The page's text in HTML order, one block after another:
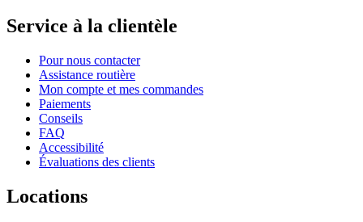
Service à la clientèle
Pour nous contacter
Assistance routière
Mon compte et mes commandes
Paiements
Conseils
FAQ
Accessibilité
Évaluations des clients
Locations